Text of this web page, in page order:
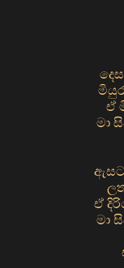
ඒ
මා
ඒ
මා